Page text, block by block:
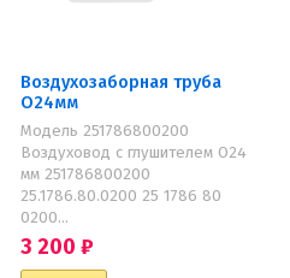
Воздухозаборная труба
O24мм
Модель 251786800200
Воздуховод с глушителем O24
мм 251786800200
25.1786.80.0200 25 1786 80
0200...
3 200 ₽